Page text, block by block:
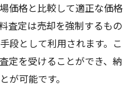
価格と比較して適正な価格
査定は売却を強制するもの
段として利用されます。こ
定を受けることができ、納
が可能です。